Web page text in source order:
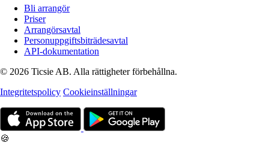
Bli arrangör
Priser
Arrangörsavtal
Personuppgiftsbiträdesavtal
API-dokumentation
© 2026 Ticsie AB. Alla rättigheter förbehållna.
Integritetspolicy Cookieinställningar
🍪